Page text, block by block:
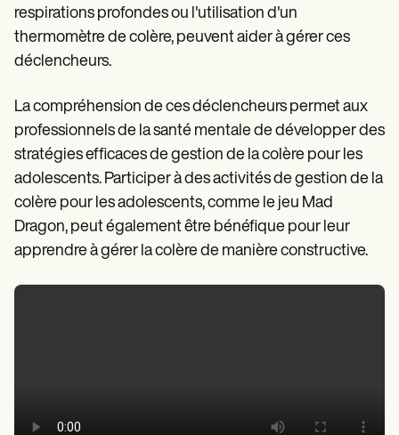
respirations profondes ou l'utilisation d'un
thermomètre de colère, peuvent aider à gérer ces
déclencheurs.
La compréhension de ces déclencheurs permet aux
professionnels de la santé mentale de développer des
stratégies efficaces de gestion de la colère pour les
adolescents. Participer à des activités de gestion de la
colère pour les adolescents, comme le jeu Mad
Dragon, peut également être bénéfique pour leur
apprendre à gérer la colère de manière constructive.